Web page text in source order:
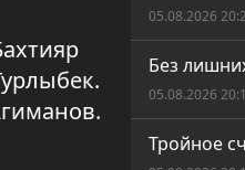
05.08.2026
Без
05.08.2026
Тройное